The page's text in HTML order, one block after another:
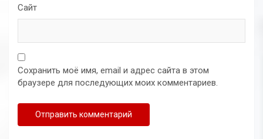
Сайт
Сохранить моё имя, email и адрес сайта в этом
браузере для последующих моих комментариев.